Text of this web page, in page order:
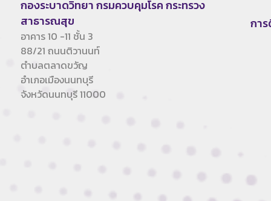
กองระบาดวิทยา กรมควบคุมโรค กระทรวง
สาธารณสุข
อาคาร 10 -11 ชั้น 3
88/21 ถนนติวานนท์
ตำบลตลาดขวัญ
อำเภอเมืองนนทบุรี
จังหวัดนนทบุรี 11000
กา